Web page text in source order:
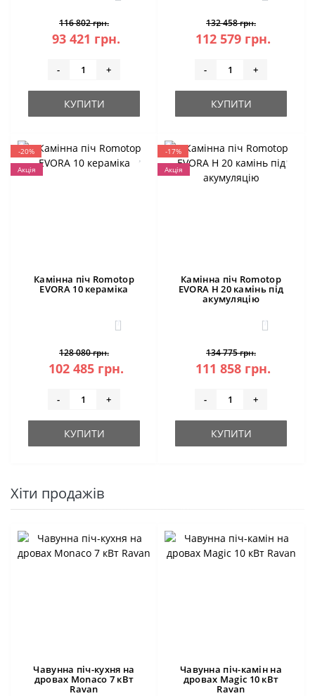
116 802 грн.
93 421 грн.
- +
КУПИТИ
132 458 грн.
112 579 грн.
- +
КУПИТИ
-20%
Акція
Камінна піч Romotop
EVORA 10 кераміка
1
128 080 грн.
102 485 грн.
- +
КУПИТИ
-17%
Акція
Камінна піч Romotop
EVORA H 20 камінь під
акумуляцію
1
134 775 грн.
111 858 грн.
- +
КУПИТИ
Хіти продажів
Чавунна піч-кухня на
дровах Monaco 7 кВт
Ravan
Чавунна піч-камін на
дровах Magic 10 кВт
Ravan